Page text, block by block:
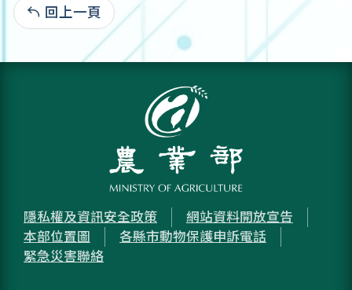
回上一頁
隱私權及資訊安全政策
網站資料開放宣告
本部位置圖
各縣市動物保護申訴電話
緊急災害聯絡